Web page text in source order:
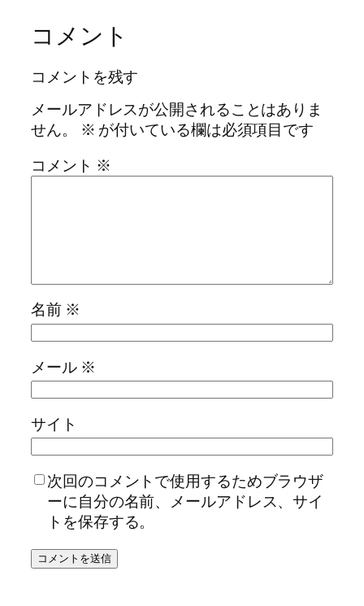
コメント
コメントを残す
メールアドレスが公開されることはありま
せん。
※ が付いている欄は必須項目です
コメント ※
名前 ※
メール ※
サイト
次回のコメントで使用するためブラウザ
ーに自分の名前、メールアドレス、サイ
トを保存する。